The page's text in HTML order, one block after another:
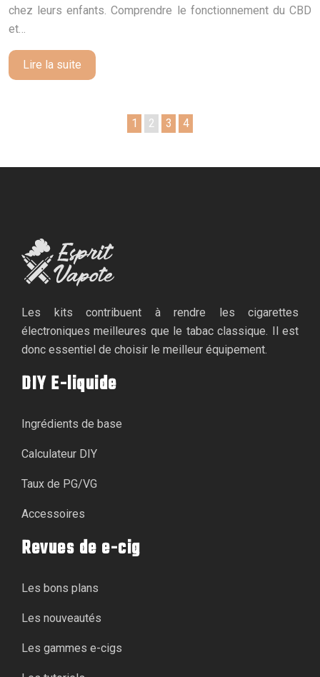
chez leurs enfants. Comprendre le fonctionnement du CBD
et…
Lire la suite
1 2 3 4
Les kits contribuent à rendre les cigarettes
électroniques meilleures que le tabac classique. Il est
donc essentiel de choisir le meilleur équipement.
DIY E-liquide
Ingrédients de base
Calculateur DIY
Taux de PG/VG
Accessoires
Revues de e-cig
Les bons plans
Les nouveautés
Les gammes e-cigs